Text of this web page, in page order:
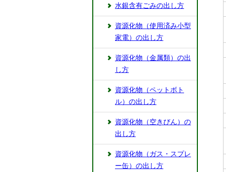
水銀含有ごみの出し方
資源化物（使用済み小型
家電）の出し方
資源化物（金属類）の出
し方
資源化物（ペットボト
ル）の出し方
資源化物（空きびん）の
出し方
資源化物（ガス・スプレ
ー缶）の出し方